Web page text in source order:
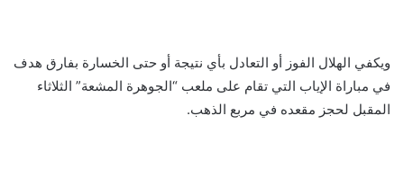
ويكفي الهلال الفوز أو التعادل بأي نتيجة أو حتى الخسارة بفارق هدف
في مباراة الإياب التي تقام على ملعب “الجوهرة المشعة” الثلاثاء
المقبل لحجز مقعده في مربع الذهب.